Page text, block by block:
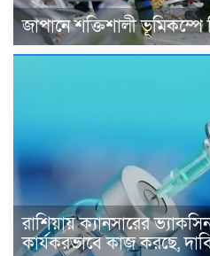
জাপানে শক্তিশালী
রাশিয়ায় ক্যানসারের
কার্যকরভাবে কাজ করছে,